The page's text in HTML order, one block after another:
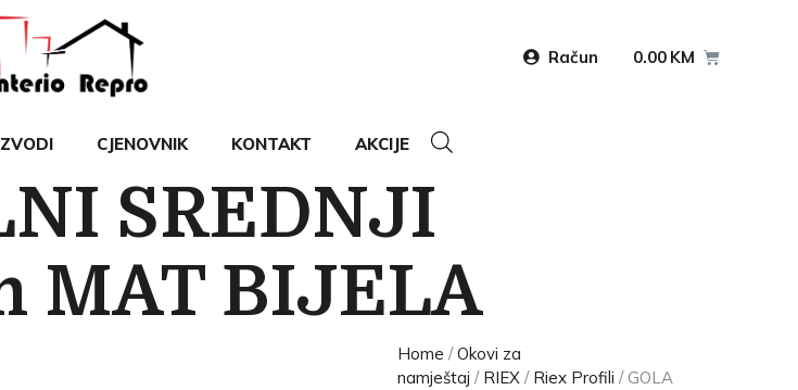
Račun 0.00 KM
CJENOVNIK KONTAKT AKCIJE
SREDNJI
MAT BIJELA
Home /Okovi za
namještaj / RIEX/ Riex Profili / GOLA